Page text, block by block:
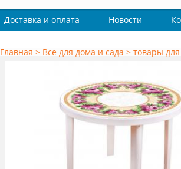
Доставка и оплата Новости
Главная > Все для дома и сада > товары для